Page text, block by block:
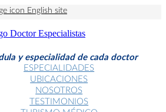
English site
y especialidad de cada doctor
ESPECIALIDADES
UBICACIONES
NOSOTROS
TESTIMONIOS